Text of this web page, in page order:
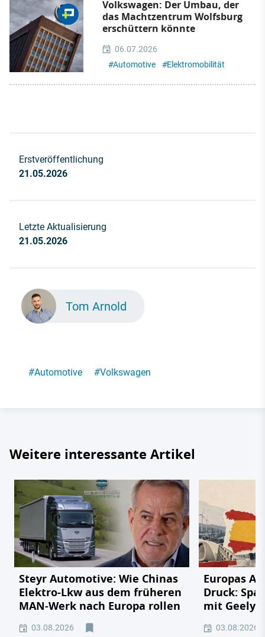
Volkswagen: Der Umbau, der
das Machtzentrum Wolfsburg
erschüttern könnte
06.07.2026
#Automotive #Elektromobilität
Erstveröffentlichung
21.05.2026
Letzte Aktualisierung
21.05.2026
Tom Arnold
#Automotive #Volkswagen
Weitere interessante Artikel
Steyr Automotive: Wie Chinas
Elektro-Lkw aus dem früheren
MAN-Werk nach Europa rollen
03.08.2026
Europas
Druck:
mit Geely,
03.08.2026